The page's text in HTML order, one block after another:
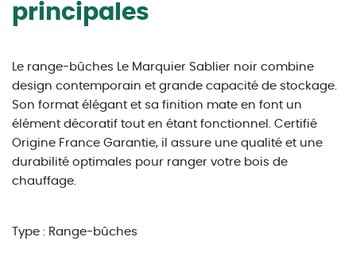
principales
Le range-bûches Le Marquier Sablier noir combine
design contemporain et grande capacité de stockage.
Son format élégant et sa finition mate en font un
élément décoratif tout en étant fonctionnel. Certifié
Origine France Garantie, il assure une qualité et une
durabilité optimales pour ranger votre bois de
chauffage.
Type : Range-bûches